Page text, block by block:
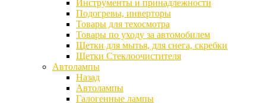
Инструменты и принадлежности
Подогревы, инверторы
Товары для техосмотра
Товары по уходу за автомобилем
Щетки для мытья, для снега, скребки
Щетки Стеклоочистителя
Автолампы
Назад
Автолампы
Галогенные лампы